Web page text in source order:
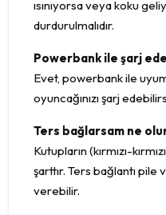
ısınıyorsa veya koku
durdurulmalıdır.
Powerbank ile şarj
Evet, powerbank ile
oyuncağınızı şarj
Ters bağlarsam ne
Kutupların (kırmızı-
şarttır. Ters bağlantı
verebilir.